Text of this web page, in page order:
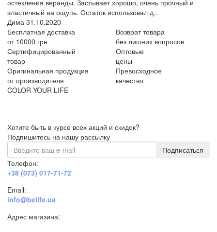
остекления веранды. Застывает хорошо, очень прочный и
эластичный на ощупь. Остаток использовал д..
Дима 31.10.2020
Бесплатная доставка
от 10000 грн
Возврат товара
без лишних вопросов
Сертифицированный
товар
Оптовые
цены
Оригинальная продукция
от производителя
Превосходное
качество
COLOR YOUR LIFE
Хотите быть в курсе всех акций и скидок?
Подпишитесь на нашу рассылку
Подписаться
Телефон:
+38 (073) 017-71-72
Email:
info@belife.ua
Адрес магазина: